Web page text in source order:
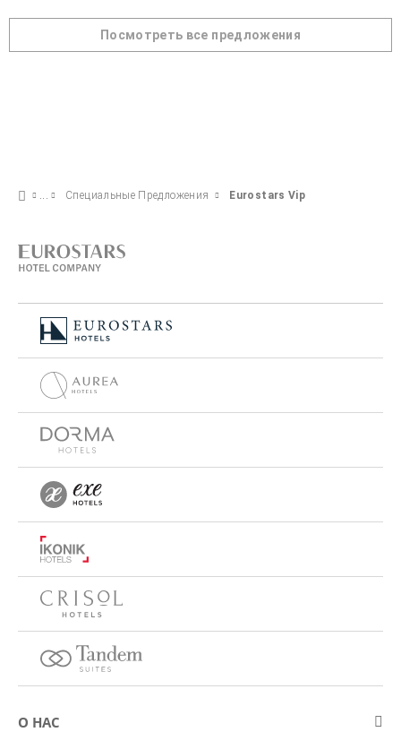
Посмотреть все предложения
Специальные Предложения Eurostars Vip
О НАС